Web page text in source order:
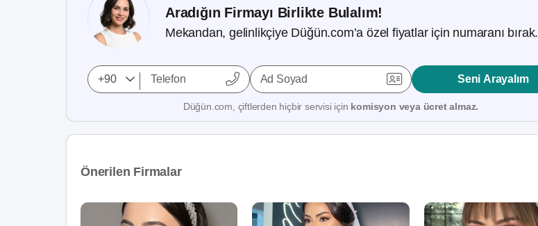
Aradığın Firmayı Birlikte Bulalım!
Mekandan, gelinlikçiye Düğün.com’a özel fiyatlar için numaranı bırak.
Ad Soyad Seni Arayalım
Düğün.com, çiftlerden hiçbir servisi için komisyon veya ücret almaz.
Önerilen Firmalar